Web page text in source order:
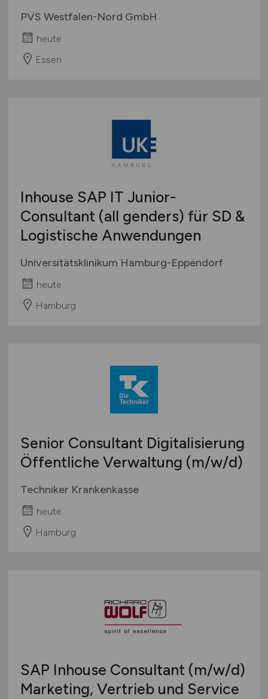
PVS Westfalen-Nord GmbH
heute
Essen
Inhouse SAP IT Junior-
Consultant (all genders) für SD &
Logistische Anwendungen
Universitätsklinikum Hamburg-Eppendorf
heute
Hamburg
Senior Consultant Digitalisierung
Öffentliche Verwaltung (m/w/d)
Techniker Krankenkasse
heute
Hamburg
SAP Inhouse Consultant (m/w/d)
Marketing, Vertrieb und Service